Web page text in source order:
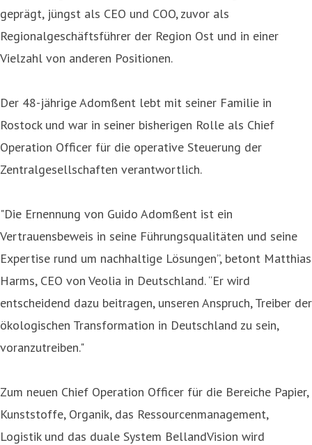
geprägt, jüngst als CEO und COO, zuvor als
Regionalgeschäftsführer der Region Ost und in einer
Vielzahl von anderen Positionen.
Der 48-jährige Adomßent lebt mit seiner Familie in
Rostock und war in seiner bisherigen Rolle als Chief
Operation Officer für die operative Steuerung der
Zentralgesellschaften verantwortlich.
"Die Ernennung von Guido Adomßent ist ein
Vertrauensbeweis in seine Führungsqualitäten und seine
Expertise rund um nachhaltige Lösungen”, betont Matthias
Harms, CEO von Veolia in Deutschland. “Er wird
entscheidend dazu beitragen, unseren Anspruch, Treiber der
ökologischen Transformation in Deutschland zu sein,
voranzutreiben."
Zum neuen Chief Operation Officer für die Bereiche Papier,
Kunststoffe, Organik, das Ressourcenmanagement,
Logistik und das duale System BellandVision wird